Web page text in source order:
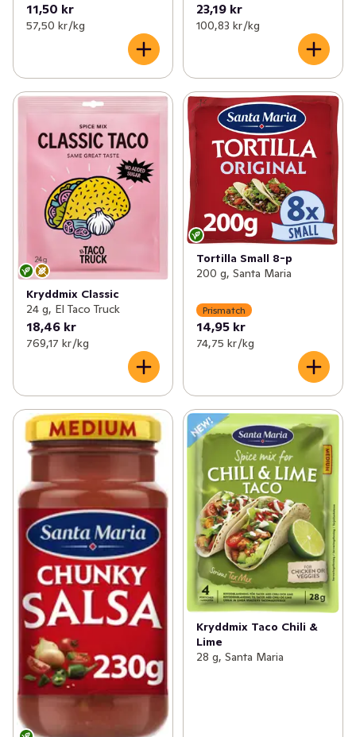
11,50 kr
57,50 kr /kg
23,19 kr
100,83 kr /kg
Kryddmix Classic
24 g, El Taco Truck
18,46 kr
769,17 kr /kg
Tortilla Small 8-p
200 g, Santa Maria
Prismatch
14,95 kr
74,75 kr /kg
Kryddmix Taco Chili &
Lime
28 g, Santa Maria